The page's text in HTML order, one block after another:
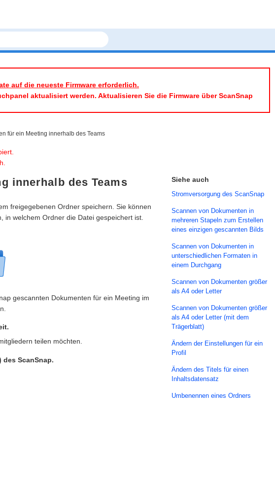
auf die neueste Firmware erforderlich.
aktualisiert werden. Aktualisieren Sie die Firmware über ScanSnap
für ein Meeting innerhalb des Teams
innerhalb des Teams
freigegebenen Ordner speichern. Sie können
welchem Ordner die Datei gespeichert ist.
gescannten Dokumenten für ein Meeting im
teilen möchten.
ScanSnap.
Siehe auch
Stromversorgung des ScanSnap
Scannen von Dokumenten in
mehreren Stapeln zum Erstellen
eines einzigen gescannten Bilds
Scannen von Dokumenten in
unterschiedlichen Formaten in
einem Durchgang
Scannen von Dokumenten größer
als A4 oder Letter
Scannen von Dokumenten größer
als A4 oder Letter (mit dem
Trägerblatt)
Ändern der Einstellungen für ein
Profil
Ändern des Titels für einen
Inhaltsdatensatz
Umbenennen eines Ordners